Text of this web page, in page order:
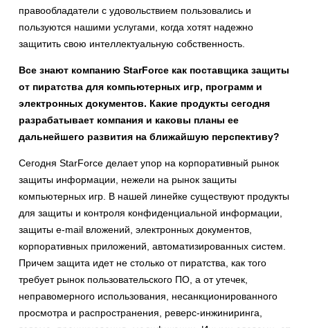
правообладатели с удовольствием пользовались и
пользуются нашими услугами, когда хотят надежно
защитить свою интеллектуальную собственность.
Все знают компанию StarForce как поставщика защиты
от пиратства для компьютерных игр, программ и
электронных документов. Какие продукты сегодня
разрабатывает компания и каковы планы ее
дальнейшего развития на ближайшую перспективу?
Сегодня StarForce делает упор на корпоративный рынок
защиты информации, нежели на рынок защиты
компьютерных игр. В нашей линейке существуют продукты
для защиты и контроля конфиденциальной информации,
защиты e-mail вложений, электронных документов,
корпоративных приложений, автоматизированных систем.
Причем защита идет не столько от пиратства, как того
требует рынок пользовательского ПО, а от утечек,
неправомерного использования, несанкционированного
просмотра и распространения, реверс-инжиниринга,